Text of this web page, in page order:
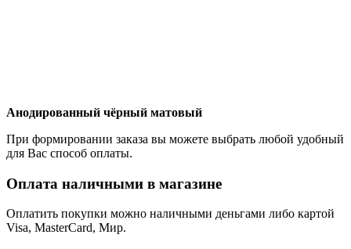
Анодированный чёрный матовый
При формировании заказа вы можете выбрать любой удобный
для Вас способ оплаты.
Оплата наличными в магазине
Оплатить покупки можно наличными деньгами либо картой
Visa, MasterCard, Мир.